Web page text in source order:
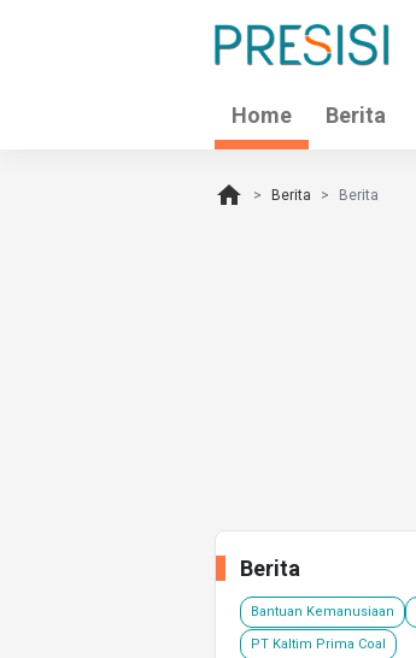
Home Berita
home Berita Berita
Berita
Bantuan Kemanusiaan
PT Kaltim Prima Coal